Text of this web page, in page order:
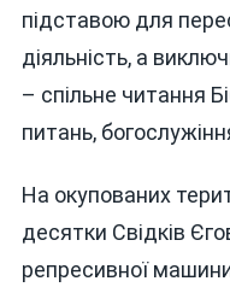
підставою для
діяльність, а
– спільне читання
питань,
На окупованих
десятки Свідків
репресивної